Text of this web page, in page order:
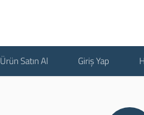
Ürün Satın Al Giriş Yap